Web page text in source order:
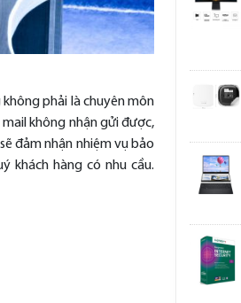
phải là chuyên môn
không nhận gửi được,
đảm nhận nhiệm vụ bảo
khách hàng có nhu cầu.